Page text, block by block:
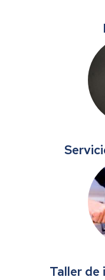
Taller de